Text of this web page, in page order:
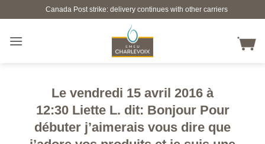
to
content
Canada Post strike: delivery continues with other carriers
Le vendredi 15 avril 2016 à
12:30 Liette L. dit: Bonjour Pour
débuter j’aimerais vous dire que